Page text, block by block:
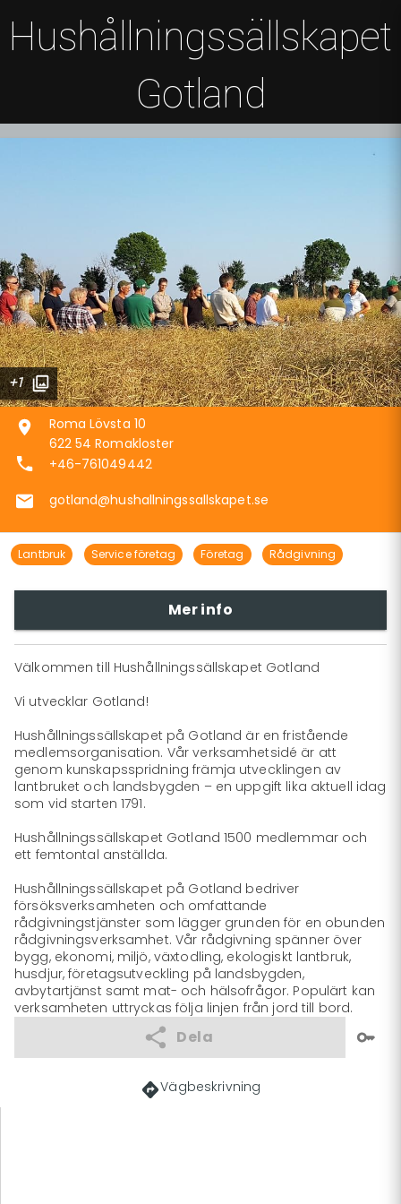
Hushållningssällskapet
Gotland
+1
Roma Lövsta 10
622 54 Romakloster
+46-761049442
gotland@hushallningssallskapet.se
Lantbruk Service företag Företag Rådgivning
Mer info
Välkommen till Hushållningssällskapet Gotland
Vi utvecklar Gotland!
Hushållningssällskapet på Gotland är en fristående
medlemsorganisation. Vår verksamhetsidé är att
genom kunskapsspridning främja utvecklingen av
lantbruket och landsbygden – en uppgift lika aktuell idag
som vid starten 1791.
Hushållningssällskapet Gotland 1500 medlemmar och
ett femtontal anställda.
Hushållningssällskapet på Gotland bedriver
försöksverksamheten och omfattande
rådgivningstjänster som lägger grunden för en obunden
rådgivningsverksamhet. Vår rådgivning spänner över
bygg, ekonomi, miljö, växtodling, ekologiskt lantbruk,
husdjur, företagsutveckling på landsbygden,
avbytartjänst samt mat- och hälsofrågor. Populärt kan
verksamheten uttryckas följa linjen från jord till bord.
Dela
Vägbeskrivning